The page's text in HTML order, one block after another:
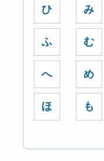
ひ
ふ
へ
ほ
み
む
め
も